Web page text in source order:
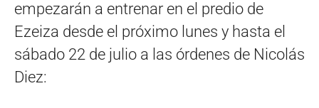
empezarán a entrenar en el predio de
Ezeiza desde el próximo lunes y hasta el
sábado 22 de julio a las órdenes de Nicolás
Diez: